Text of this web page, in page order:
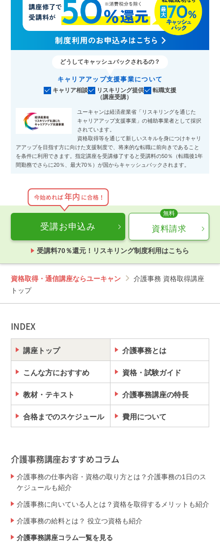
どうしてキャッシュバックされるの？
キャリアアップ支援事業について
キャリア相談
リスキリング提供
（講座受講）
転職支援
ユーキャンは経済産業省「リスキリングを通じた
キャリアアップ支援事業」の補助事業者として採択
されています。
資格取得等を通じて新しいスキルを身につけキャリ
アアップを目指す方に向けた支援制度で、将来的な転職に前向きであること
を条件に利用できます。指定講座を受講修了すると受講料の50％（転職後1年
間勤務でさらに20％、最大70％）が国からキャッシュバックされます。
受講お申込み
今始めれば年内 に合格！
資料請求
受講料70％還元！リスキリング制度利用はこちら
資格取得・通信講座ならユーキャン
介護事務 資格取得講座
トップ
INDEX
講座トップ 介護事務とは
こんな方におすすめ 資格・試験ガイド
教材・テキスト 介護事務講座の特長
合格までのスケジュール 費用について
介護事務講座おすすめコラム
介護事務の仕事内容・資格の取り方とは？介護事務の1日のス
ケジュールも紹介
介護事務に向いている人とは？資格を取得するメリットも紹介
介護事務の給料とは？ 役立つ資格も紹介
介護事務講座コラム一覧を見る